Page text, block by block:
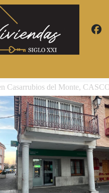
Casarrubios del Monte,